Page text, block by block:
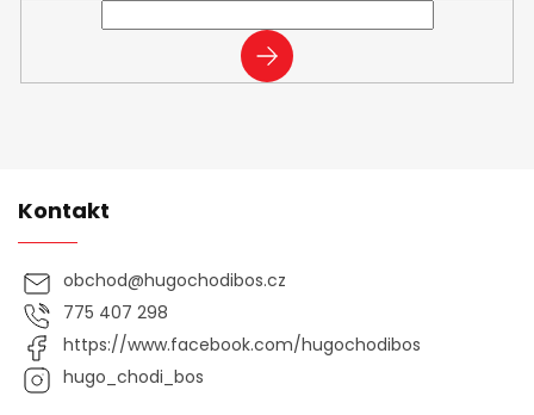
PŘIHLÁSIT
SE
Kontakt
obchod@hugochodibos.cz
775 407 298
https://www.facebook.com/hugochodibos
hugo_chodi_bos